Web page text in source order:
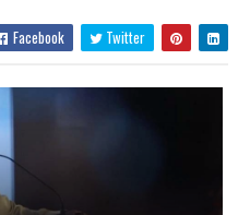
Facebook Twitter